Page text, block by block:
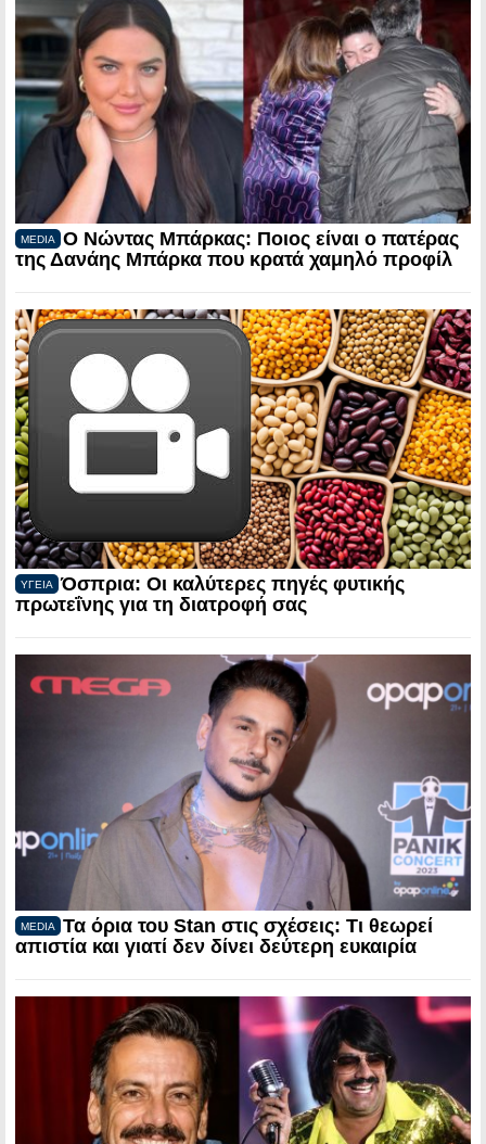
MEDIA
Ο Νώντας Μπάρκας: Ποιος είναι ο πατέρας
της Δανάης Μπάρκα που κρατά χαμηλό προφίλ
ΥΓΕΙΑ
Όσπρια: Οι καλύτερες πηγές φυτικής
πρωτεΐνης για τη διατροφή σας
MEDIA
Τα όρια του Stan στις σχέσεις: Τι θεωρεί
απιστία και γιατί δεν δίνει δεύτερη ευκαιρία